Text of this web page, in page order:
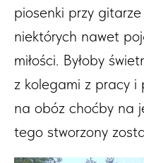
piosenki przy
niektórych nawet
miłości. Byłoby
z kolegami z pracy i
na obóz choćby na
tego stworzony